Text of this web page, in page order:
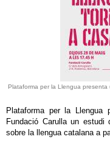
Plataforma per la Llengua
Plataforma per la
Fundació Carulla un
sobre la llengua catalana a